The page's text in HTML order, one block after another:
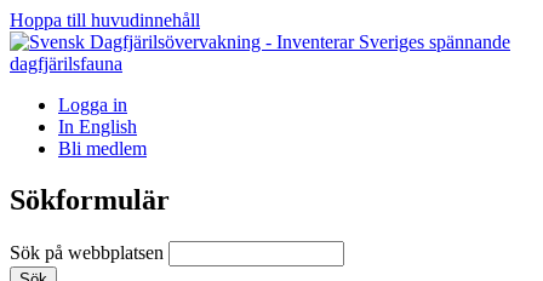
Hoppa till huvudinnehåll
Logga in
In English
Bli medlem
Sökformulär
Sök på webbplatsen